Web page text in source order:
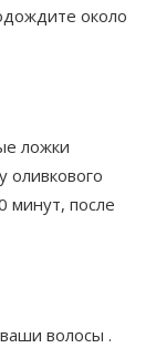
около
ложки
оливкового
минут, после
волосы .